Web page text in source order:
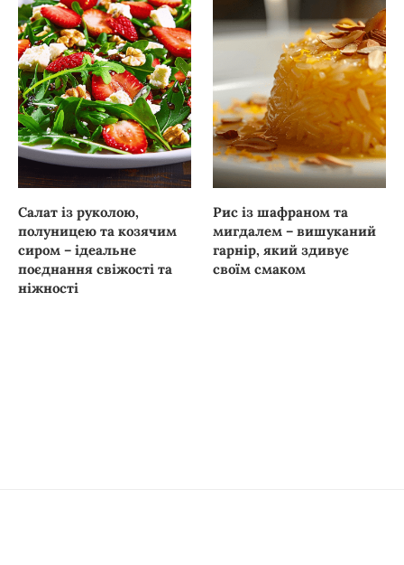
Салат із руколою,
полуницею та козячим
сиром – ідеальне
поєднання свіжості та
ніжності
Рис із шафраном та
мигдалем – вишуканий
гарнір, який здивує
своїм смаком